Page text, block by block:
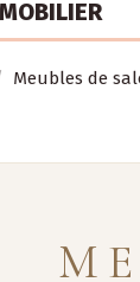
MOBILIER
Meubles de